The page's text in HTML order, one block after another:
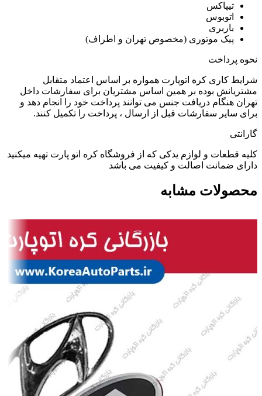
تیپاکس
اتوبوس
باربری
پیک موتوری (مخصوص تهران و اطراف)
نحوه پرداخت
شرایط کاری کره اتوپارت همواره بر اساس اعتماد متقابل
مشتریانش بوده بر همین اساس مشتریان برای سفارشات داخل
تهران هنگام دریافت جنس می توانند پرداخت خود را انجام دهد و
برای سایر سفارشات قبل از ارسال ، پرداخت را تکمیل کنند.
گارانتی
کلیه قطعات و لوازم یدکی که از فروشگاه کره اتو پارت تهیه میکنید
دارای ضمانت اصالت و کیفیت می باشد
محصولات مشابه